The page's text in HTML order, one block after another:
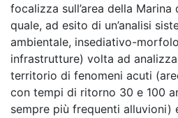
focalizza sull’area della Marina
quale, ad esito di un’analisi
ambientale, insediativo-
infrastrutture) volta ad
territorio di fenomeni acuti
con tempi di ritorno 30 e 100
sempre più frequenti alluvioni)